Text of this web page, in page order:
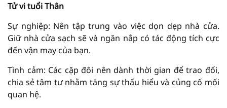
Tử vi tuổi Thân
Sự nghiệp: Nên tập trung vào việc dọn dẹp nhà cửa.
Giữ nhà cửa sạch sẽ và ngăn nắp có tác động tích cực
đến vận may của bạn.
Tình cảm: Các cặp đôi nên dành thời gian để trao đổi,
chia sẻ tâm tư nhằm tăng sự thấu hiểu và củng cố mối
quan hệ.